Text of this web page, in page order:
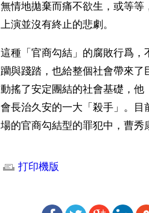
無情地拋棄而痛不欲生，或等
上演並沒有終止的悲劇。
這種「官商勾結」的腐敗行爲
躪與踐踏，也給整個社會帶來了
動搖了安定團結的社會基礎，
會長治久安的一大「殺手」。目
場的官商勾結型的罪犯中，曹秀
打印機版